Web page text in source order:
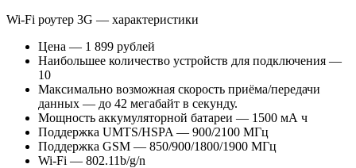
Wi-Fi роутер 3G — характеристики
Цена — 1 899 рублей
Наибольшее количество устройств для подключения —
10
Максимально возможная скорость приёма/передачи
данных — до 42 мегабайт в секунду.
Мощность аккумуляторной батареи — 1500 мА ч
Поддержка UMTS/HSPA — 900/2100 МГц
Поддержка GSM — 850/900/1800/1900 МГц
Wi-Fi — 802.11b/g/n